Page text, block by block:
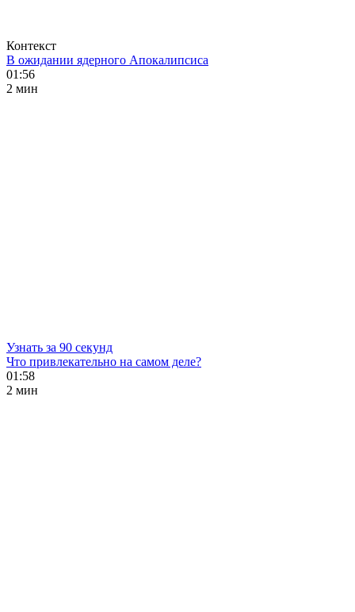
Контекст
В ожидании ядерного Апокалипсиса
01:56
2 мин
Узнать за 90 секунд
Что привлекательно на самом деле?
01:58
2 мин